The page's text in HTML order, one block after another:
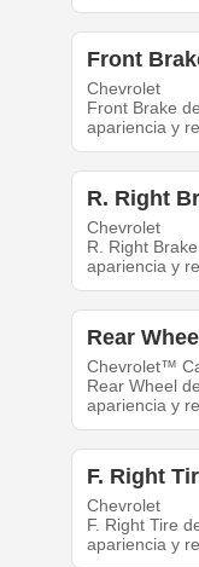
Front
Chevrolet
Front Brake
apariencia y
R. Right
Chevrolet
R. Right
apariencia y
Rear Wheel
Chevrolet™
Rear Wheel
apariencia y
F. Right
Chevrolet
F. Right Tire
apariencia y